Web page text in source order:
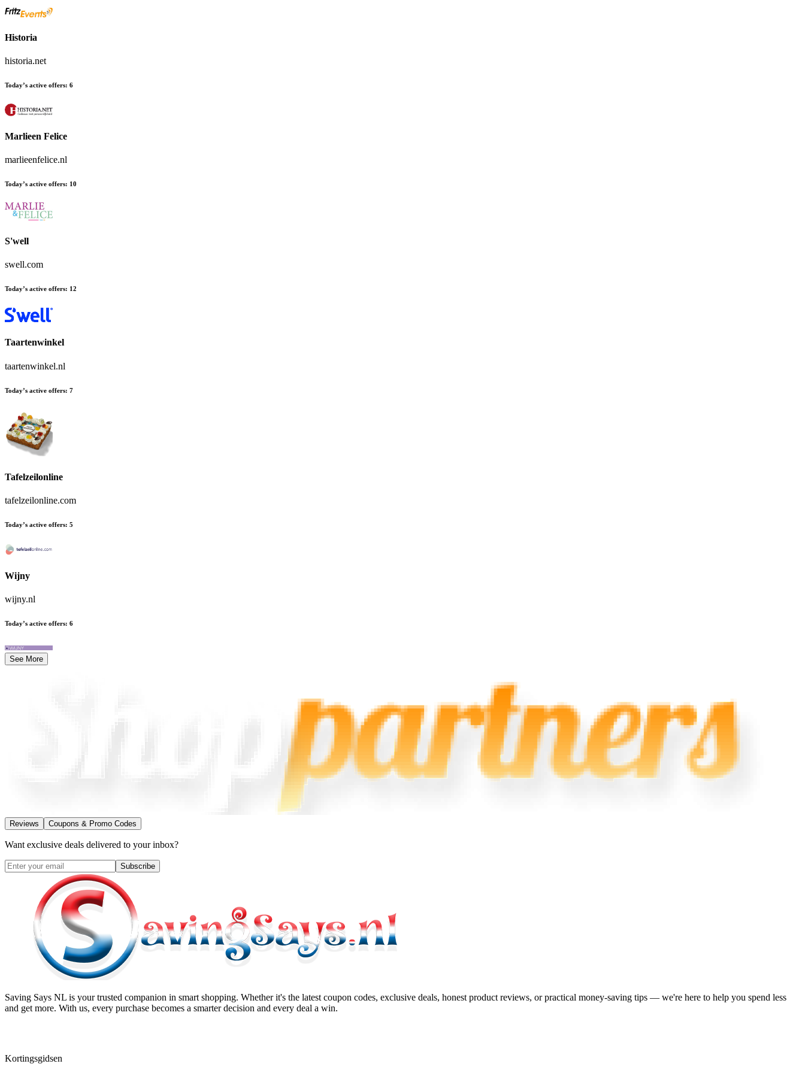
Historia
historia.net
Today’s active offers: 6
Marlieen Felice
marlieenfelice.nl
Today’s active offers: 10
S'well
swell.com
Today’s active offers: 12
Taartenwinkel
taartenwinkel.nl
Today’s active offers: 7
Tafelzeilonline
tafelzeilonline.com
Today’s active offers: 5
Wijny
wijny.nl
Today’s active offers: 6
See More
Reviews Coupons & Promo Codes
Want exclusive deals delivered to your inbox?
Subscribe
Saving Says NL is your trusted companion in smart shopping. Whether it's the latest coupon codes, exclusive deals, honest product reviews, or practical money-saving tips — we're here to help you spend less
and get more. With us, every purchase becomes a smarter decision and every deal a win.
Kortingsgidsen